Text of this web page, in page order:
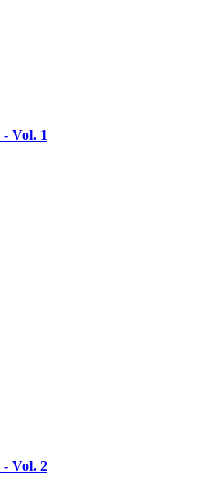
Vol. 1
- Vol. 2